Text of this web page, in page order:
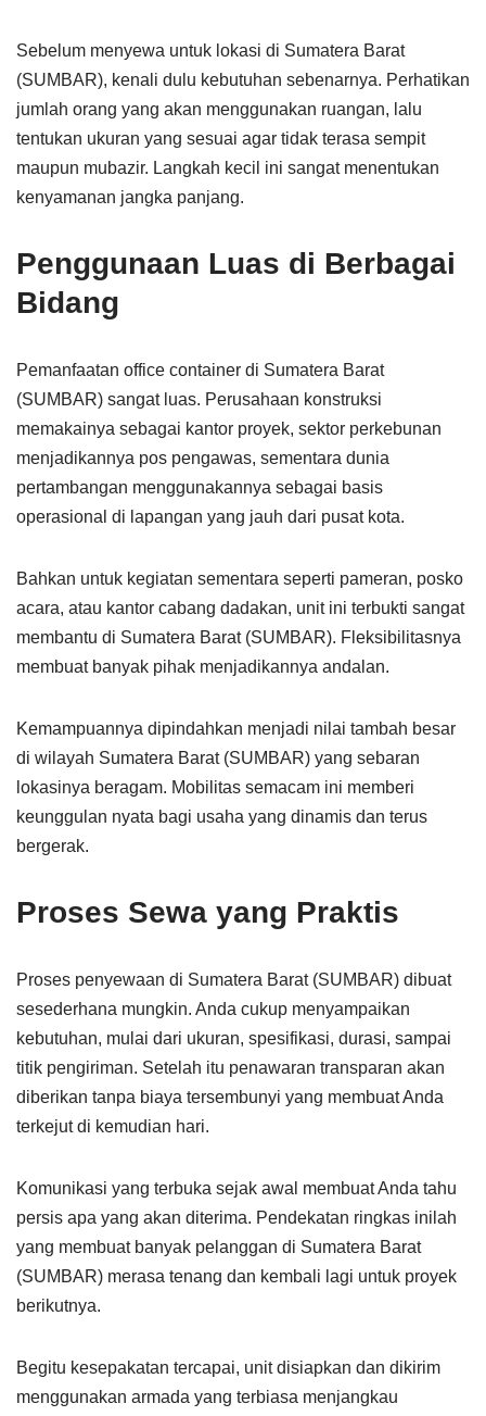
Sebelum menyewa untuk lokasi di Sumatera Barat
(SUMBAR), kenali dulu kebutuhan sebenarnya. Perhatikan
jumlah orang yang akan menggunakan ruangan, lalu
tentukan ukuran yang sesuai agar tidak terasa sempit
maupun mubazir. Langkah kecil ini sangat menentukan
kenyamanan jangka panjang.
Penggunaan Luas di Berbagai
Bidang
Pemanfaatan office container di Sumatera Barat
(SUMBAR) sangat luas. Perusahaan konstruksi
memakainya sebagai kantor proyek, sektor perkebunan
menjadikannya pos pengawas, sementara dunia
pertambangan menggunakannya sebagai basis
operasional di lapangan yang jauh dari pusat kota.
Bahkan untuk kegiatan sementara seperti pameran, posko
acara, atau kantor cabang dadakan, unit ini terbukti sangat
membantu di Sumatera Barat (SUMBAR). Fleksibilitasnya
membuat banyak pihak menjadikannya andalan.
Kemampuannya dipindahkan menjadi nilai tambah besar
di wilayah Sumatera Barat (SUMBAR) yang sebaran
lokasinya beragam. Mobilitas semacam ini memberi
keunggulan nyata bagi usaha yang dinamis dan terus
bergerak.
Proses Sewa yang Praktis
Proses penyewaan di Sumatera Barat (SUMBAR) dibuat
sesederhana mungkin. Anda cukup menyampaikan
kebutuhan, mulai dari ukuran, spesifikasi, durasi, sampai
titik pengiriman. Setelah itu penawaran transparan akan
diberikan tanpa biaya tersembunyi yang membuat Anda
terkejut di kemudian hari.
Komunikasi yang terbuka sejak awal membuat Anda tahu
persis apa yang akan diterima. Pendekatan ringkas inilah
yang membuat banyak pelanggan di Sumatera Barat
(SUMBAR) merasa tenang dan kembali lagi untuk proyek
berikutnya.
Begitu kesepakatan tercapai, unit disiapkan dan dikirim
menggunakan armada yang terbiasa menjangkau